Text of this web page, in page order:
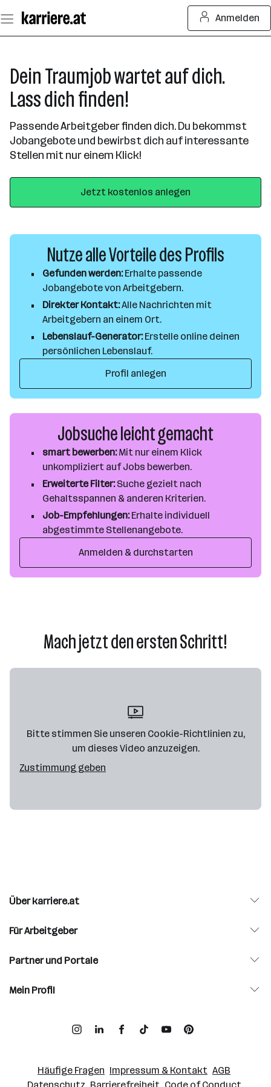
Seiteninhalt
springen
Anmelden
Dein Traumjob wartet auf dich.
Lass dich finden!
Passende Arbeitgeber finden dich. Du bekommst
Jobangebote und bewirbst dich auf interessante
Stellen mit nur einem Klick!
Jetzt kostenlos anlegen
Nutze alle Vorteile des Profils
Gefunden werden:Erhalte passende
Jobangebote von Arbeitgebern.
Direkter Kontakt:Alle Nachrichten mit
Arbeitgebern an einem Ort.
Lebenslauf-Generator:Erstelle online deinen
persönlichen Lebenslauf.
Profil anlegen
Jobsuche leicht gemacht
smart bewerben:Mit nur einem Klick
unkompliziert auf Jobs bewerben.
Erweiterte Filter:Suche gezielt nach
Gehaltsspannen & anderen Kriterien.
Job-Empfehlungen:Erhalte individuell
abgestimmte Stellenangebote.
Anmelden & durchstarten
Mach jetzt den ersten Schritt!
Bitte stimmen Sie unseren Cookie-Richtlinien zu,
um dieses Video anzuzeigen.
Zustimmung geben
Über karriere.at
Für Arbeitgeber
Partner und Portale
Mein Profil
Häufige Fragen Impressum & Kontakt AGB